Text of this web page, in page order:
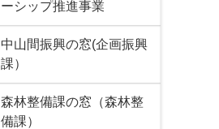
ーシップ推進事業
中山間振興の窓(企画振興
課）
森林整備課の窓（森林整
備課）